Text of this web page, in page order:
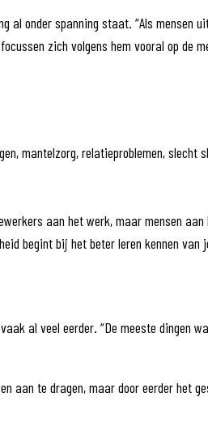
onder spanning staat. “Als mensen
zich volgens hem vooral op
mantelzorg, relatieproblemen, slecht
aan het werk, maar mensen
begint bij het beter leren kennen van
al veel eerder. “De meeste dingen
aan te dragen, maar door eerder het